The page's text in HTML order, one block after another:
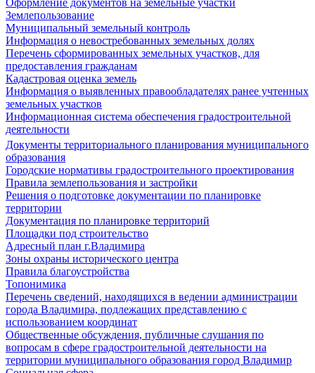
Оформление документов на земельные участки
Землепользование
Муниципальный земельный контроль
Информация о невостребованных земельных долях
Перечень сформированных земельных участков, для
предоставления гражданам
Кадастровая оценка земель
Информация о выявленных правообладателях ранее учтенных
земельных участков
Информационная система обеспечения градостроительной
деятельности
Документы территориального планирования муниципального
образования
Городские нормативы градостроительного проектирования
Правила землепользования и застройки
Решения о подготовке документации по планировке
территории
Документация по планировке территорий
Площадки под строительство
Адресный план г.Владимира
Зоны охраны исторического центра
Правила благоустройства
Топонимика
Перечень сведений, находящихся в ведении администрации
города Владимира, подлежащих представлению с
использованием координат
Общественные обсуждения, публичные слушания по
вопросам в сфере градостроительной деятельности на
территории муниципального образования город Владимир